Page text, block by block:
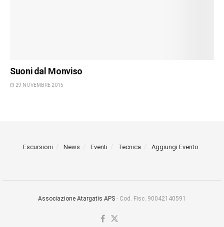
Suoni dal Monviso
29 NOVEMBRE 2015
Escursioni News Eventi Tecnica Aggiungi Evento
Associazione Atargatis APS - Cod. Fisc. 90042140591